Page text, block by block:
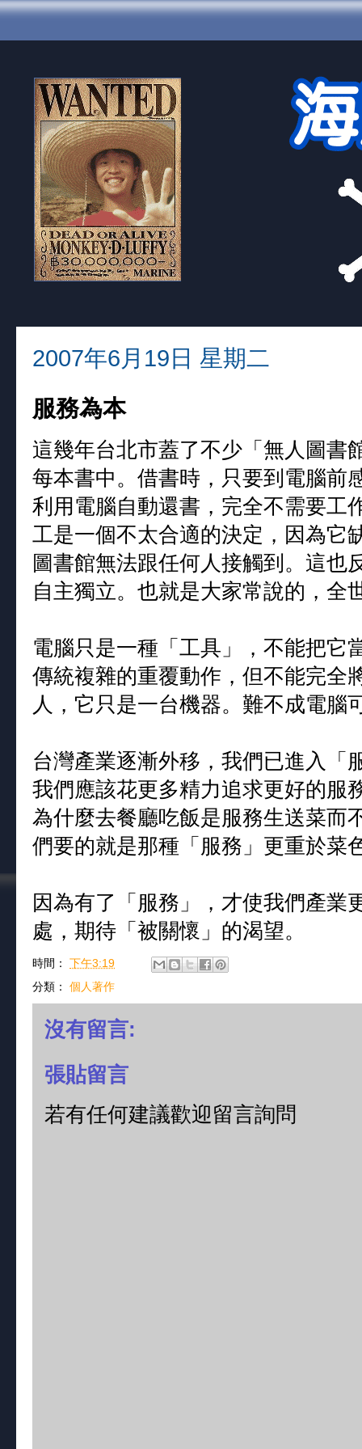
2007年6月19日 星期二
服務為本
這幾年台北市蓋了不少「無人圖書
每本書中。借書時，只要到電腦前
利用電腦自動還書，完全不需要工
工是一個不太合適的決定，因為它
圖書館無法跟任何人接觸到。這也
自主獨立。也就是大家常說的，全
電腦只是一種「工具」，不能把它
傳統複雜的重覆動作，但不能完全
人，它只是一台機器。難不成電腦
台灣產業逐漸外移，我們已進入「
我們應該花更多精力追求更好的服
為什麼去餐廳吃飯是服務生送菜而
們要的就是那種「服務」更重於菜
因為有了「服務」，才使我們產業
處，期待「被關懷」的渴望。
時間： 下午3:19
分類： 個人著作
沒有留言:
張貼留言
若有任何建議歡迎留言詢問